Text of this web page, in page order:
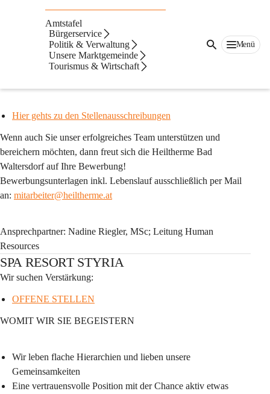
Amtstafel
Bürgerservice
Politik & Verwaltung
Unsere Marktgemeinde
Tourismus & Wirtschaft
Menü
Jobbörse
Heiltherme & Quellenhotel Bad Waltersdorf
Hier gehts zu den Stellenausschreibungen
Wenn auch Sie unser erfolgreiches Team unterstützen und
bereichern möchten, dann freut sich die Heiltherme Bad
Waltersdorf auf Ihre Bewerbung!
Bewerbungsunterlagen inkl. Lebenslauf ausschließlich per Mail
an: mitarbeiter@heiltherme.at
Ansprechpartner: Nadine Riegler, MSc; Leitung Human
Resources
SPA RESORT STYRIA
Wir suchen Verstärkung:
OFFENE STELLEN
WOMIT WIR SIE BEGEISTERN
Wir leben flache Hierarchien und lieben unsere
Gemeinsamkeiten
Eine vertrauensvolle Position mit der Chance aktiv etwas